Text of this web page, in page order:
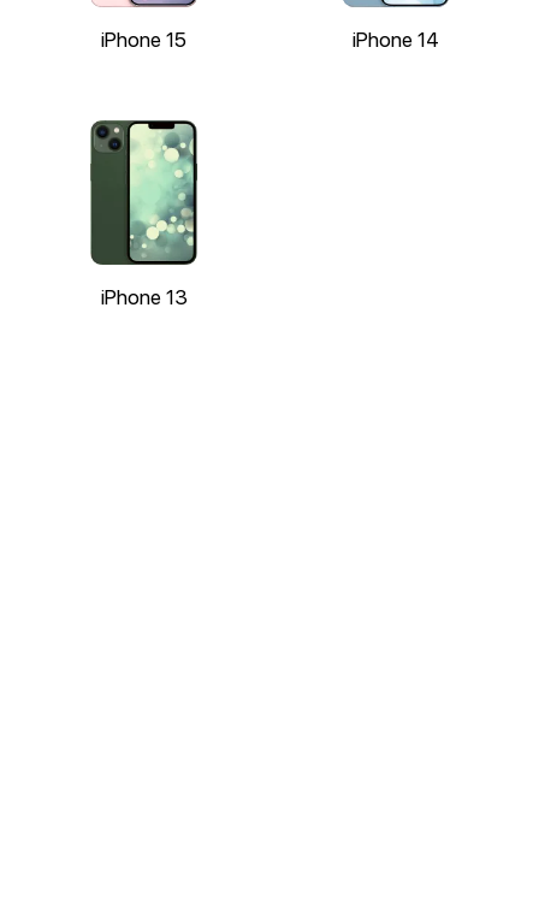
iPhone 15 iPhone 14
iPhone 13